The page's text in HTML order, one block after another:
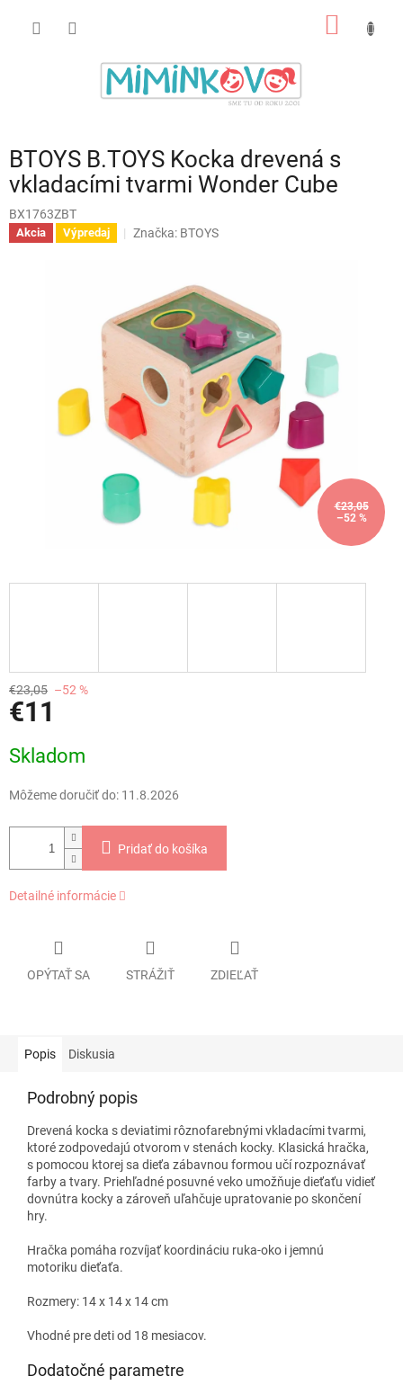
BTOYS B.TOYS Kocka drevená s
vkladacími tvarmi Wonder Cube
BX1763ZBT
Akcia Výpredaj Značka: BTOYS
€23,05
–52 %
€23,05 –52 %
€11
cena:
Skladom
Môžeme doručiť do: 11.8.2026
Pridať do košíka
Detailné informácie
OPÝTAŤ SA STRÁŽIŤ ZDIEĽAŤ
Popis Diskusia
Podrobný popis
Drevená kocka s deviatimi rôznofarebnými vkladacími tvarmi,
ktoré zodpovedajú otvorom v stenách kocky. Klasická hračka,
s pomocou ktorej sa dieťa zábavnou formou učí rozpoznávať
farby a tvary. Priehľadné posuvné veko umožňuje dieťaťu vidieť
dovnútra kocky a zároveň uľahčuje upratovanie po skončení
hry.
Hračka pomáha rozvíjať koordináciu ruka-oko i jemnú
motoriku dieťaťa.
Rozmery: 14 x 14 x 14 cm
Vhodné pre deti od 18 mesiacov.
Dodatočné parametre